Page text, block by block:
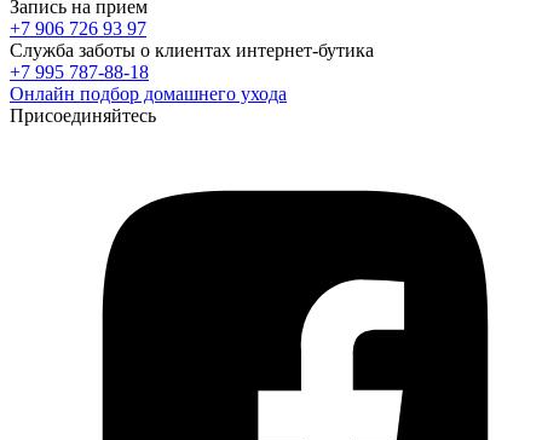
Запись на прием
+7 906 726 93 97
Служба заботы о клиентах интернет-бутика
+7 995 787-88-18
Онлайн подбор домашнего ухода
Присоединяйтесь